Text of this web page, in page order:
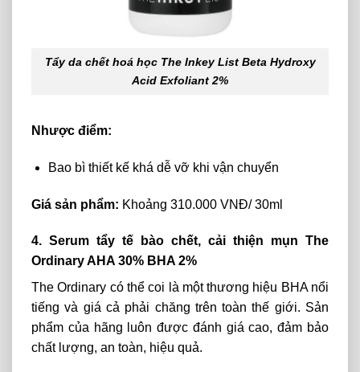
Tẩy da chết hoá học The Inkey List Beta Hydroxy
Acid Exfoliant 2%
Nhược điểm:
Bao bì thiết kế khá dễ vỡ khi vận chuyển
Giá sản phẩm: Khoảng 310.000 VNĐ/ 30ml
4. Serum tẩy tế bào chết, cải thiện mụn The
Ordinary AHA 30% BHA 2%
The Ordinary có thể coi là một thương hiệu BHA nổi
tiếng và giá cả phải chăng trên toàn thế giới. Sản
phẩm của hãng luôn được đánh giá cao, đảm bảo
chất lượng, an toàn, hiệu quả.